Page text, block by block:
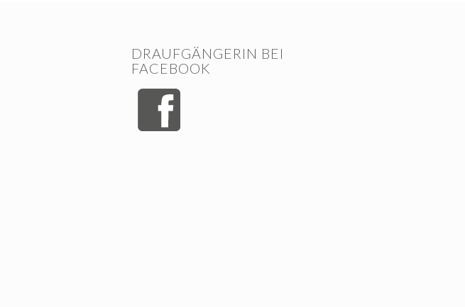
DRAUFGÄNGERIN BEI
FACEBOOK